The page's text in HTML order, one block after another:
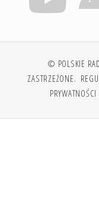
© POLSKIE
ZASTRZEŻONE.
PRYWATNOŚCI